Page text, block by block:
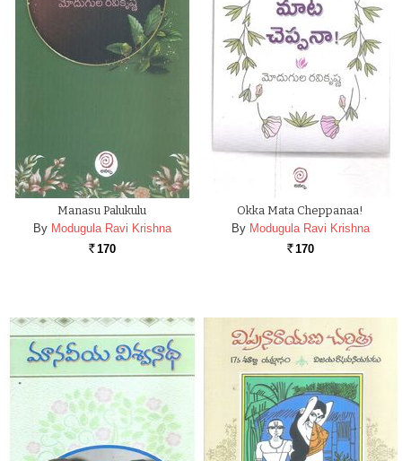
Manasu Palukulu
By Modugula Ravi Krishna
Rs. 170
Okka Mata Cheppanaa!
By Modugula Ravi Krishna
Rs. 170